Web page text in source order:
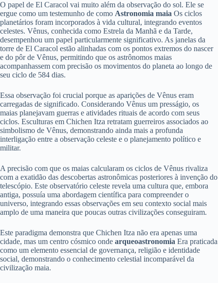
O papel de El Caracol vai muito além da observação do sol. Ele se
ergue como um testemunho de como Astronomia maia Os ciclos
planetários foram incorporados à vida cultural, integrando eventos
celestes. Vênus, conhecida como Estrela da Manhã e da Tarde,
desempenhou um papel particularmente significativo. As janelas da
torre de El Caracol estão alinhadas com os pontos extremos do nascer
e do pôr de Vênus, permitindo que os astrônomos maias
acompanhassem com precisão os movimentos do planeta ao longo de
seu ciclo de 584 dias.
Essa observação foi crucial porque as aparições de Vênus eram
carregadas de significado. Considerando Vênus um presságio, os
maias planejavam guerras e atividades rituais de acordo com seus
ciclos. Esculturas em Chichen Itza retratam guerreiros associados ao
simbolismo de Vênus, demonstrando ainda mais a profunda
interligação entre a observação celeste e o planejamento político e
militar.
A precisão com que os maias calcularam os ciclos de Vênus rivaliza
com a exatidão das descobertas astronômicas posteriores à invenção do
telescópio. Este observatório celeste revela uma cultura que, embora
antiga, possuía uma abordagem científica para compreender o
universo, integrando essas observações em seu contexto social mais
amplo de uma maneira que poucas outras civilizações conseguiram.
Este paradigma demonstra que Chichen Itza não era apenas uma
cidade, mas um centro cósmico onde arqueoastronomia Era praticada
como um elemento essencial de governança, religião e identidade
social, demonstrando o conhecimento celestial incomparável da
civilização maia.